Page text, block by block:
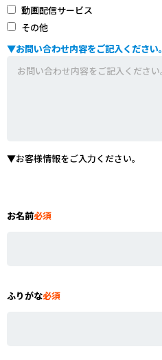
動画配信サービス
その他
▼お問い合わせ内容をご記入ください。
▼お客様情報をご入力ください。
お名前必須
ふりがな必須